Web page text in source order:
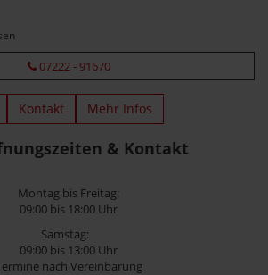
07222 - 91670
Kontakt Mehr Infos
& Kontakt
Montag bis Freitag:
09:00 bis 18:00 Uhr
Samstag:
09:00 bis 13:00 Uhr
nach Vereinbarung